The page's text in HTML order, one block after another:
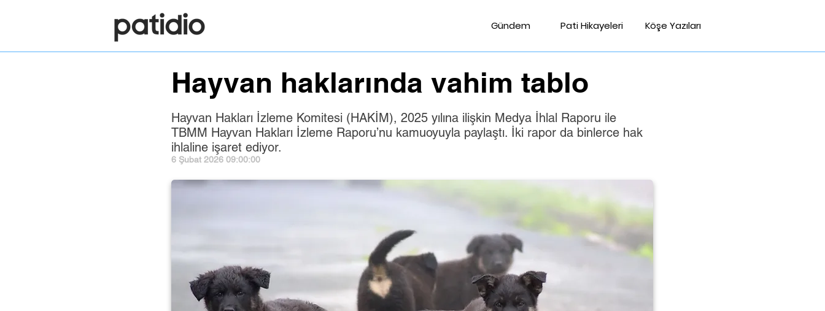
Gündem Pati Hikayeleri Köşe Yazıları
Hayvan haklarında vahim tablo
Hayvan Hakları İzleme Komitesi (HAKİM), 2025 yılına ilişkin Medya İhlal Raporu ile
TBMM Hayvan Hakları İzleme Raporu’nu kamuoyuyla paylaştı. İki rapor da binlerce hak
ihlaline işaret ediyor.
6 Şubat 2026 09:00:00